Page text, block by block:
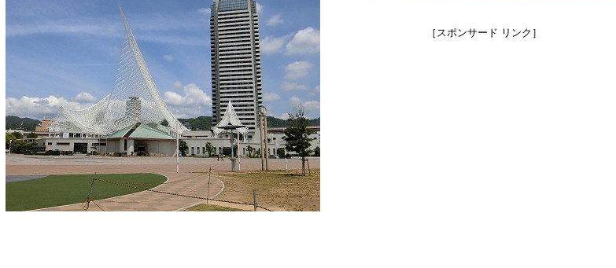
［スポンサード リンク］